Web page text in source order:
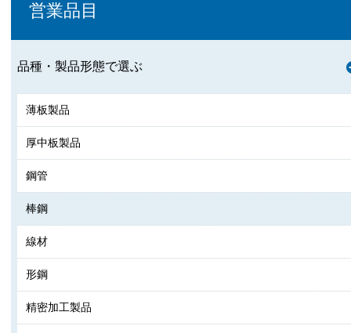
営業品目
品種・製品形態で選ぶ
薄板製品
厚中板製品
鋼管
棒鋼
線材
形鋼
精密加工製品